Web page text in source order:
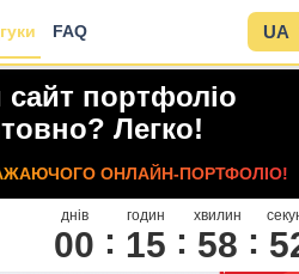
FAQ UA
портфоліо
Легко!
ОНЛАЙН-ПОРТФОЛІО!
днів
00
годин
15
хвилин
58 5